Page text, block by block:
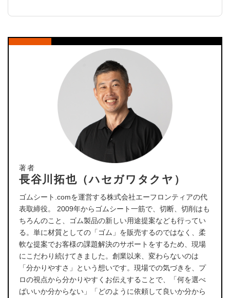
著者
長谷川拓也（ハセガワタクヤ）
ゴムシート.comを運営する株式会社エーフロンティアの代
表取締役。 2009年からゴムシート一筋で、切断、切削はも
ちろんのこと、ゴム製品の新しい用途提案なども行ってい
る。単に材質としての「ゴム」を販売するのではなく、柔
軟な提案でお客様の課題解決のサポートをするため、現場
にこだわり続けてきました。創業以来、変わらないのは
「分かりやすさ」という想いです。現場での気づきを、プ
ロの視点から分かりやすくお伝えすることで、「何を選べ
ばいいか分からない」「どのように依頼して良いか分から